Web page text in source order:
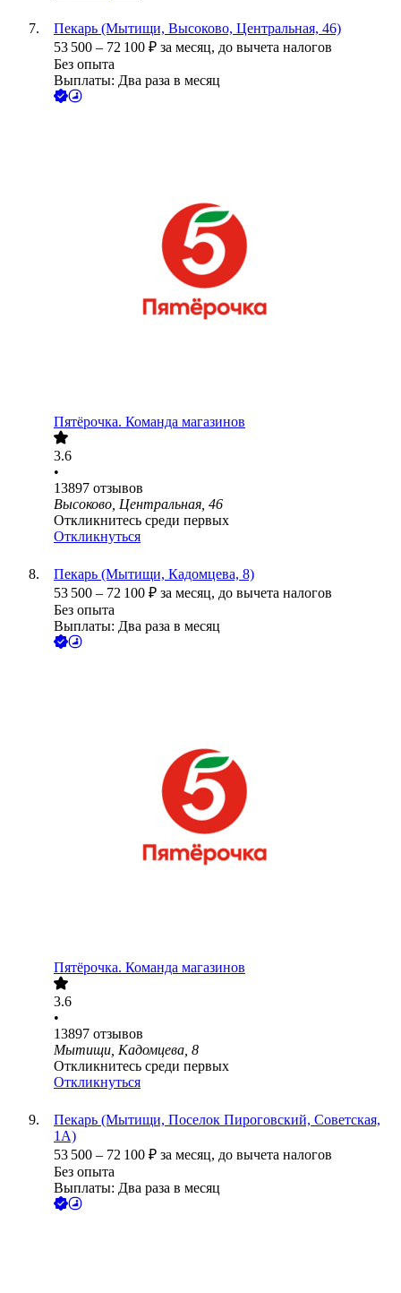
Пекарь (Мытищи, Высоково, Центральная, 46)
53 500 – 72 100 ₽ за месяц, до вычета налогов
Без опыта
Выплаты: Два раза в месяц
Пятёрочка. Команда магазинов
3.6
•
13897 отзывов
Высоково, Центральная, 46
Откликнитесь среди первых
Откликнуться
Пекарь (Мытищи, Кадомцева, 8)
53 500 – 72 100 ₽ за месяц, до вычета налогов
Без опыта
Выплаты: Два раза в месяц
Пятёрочка. Команда магазинов
3.6
•
13897 отзывов
Мытищи, Кадомцева, 8
Откликнитесь среди первых
Откликнуться
Пекарь (Мытищи, Поселок Пироговский, Советская,
1А)
53 500 – 72 100 ₽ за месяц, до вычета налогов
Без опыта
Выплаты: Два раза в месяц